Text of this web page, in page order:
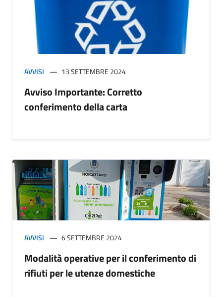
AVVISI 13 SETTEMBRE 2024
Avviso Importante: Corretto
conferimento della carta
AVVISI 6 SETTEMBRE 2024
Modalità operative per il conferimento di
rifiuti per le utenze domestiche